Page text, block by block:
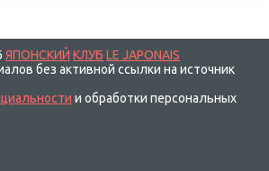
ЯПОНСКИЙ КЛУБ LE JAPONAIS
без активной ссылки на источник
и обработки персональных